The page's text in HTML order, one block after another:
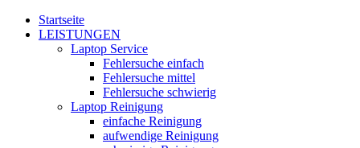
Startseite
LEISTUNGEN
Laptop Service
Fehlersuche einfach
Fehlersuche mittel
Fehlersuche schwierig
Laptop Reinigung
einfache Reinigung
aufwendige Reinigung